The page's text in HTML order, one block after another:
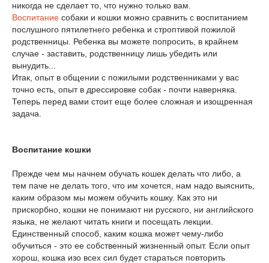
никогда не сделает то, что нужно только вам.
Воспитание собаки и кошки можно сравнить с воспитанием
послушного пятилетнего ребенка и строптивой пожилой
родственницы. Ребенка вы можете попросить, в крайнем
случае - заставить, родственницу лишь убедить или
вынудить...
Итак, опыт в общении с пожилыми родственниками у вас
точно есть, опыт в дрессировке собак - почти наверняка.
Теперь перед вами стоит еще более сложная и изощренная
задача.
Воспитание кошки
Прежде чем мы начнем обучать кошек делать что либо, а
тем паче не делать того, что им хочется, нам надо выяснить,
каким образом мы можем обучить кошку. Как это ни
прискорбно, кошки не понимают ни русского, ни английского
языка, не желают читать книги и посещать лекции.
Единственный способ, каким кошка может чему-либо
обучиться - это ее собственный жизненный опыт. Если опыт
хорош, кошка изо всех сил будет стараться повторить